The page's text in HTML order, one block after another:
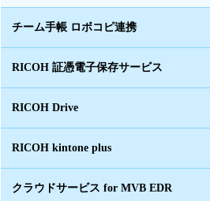
チーム手帳 ロボコピ連携
RICOH 証憑電子保存サービス
RICOH Drive
RICOH kintone plus
クラウドサービス for MVB EDR